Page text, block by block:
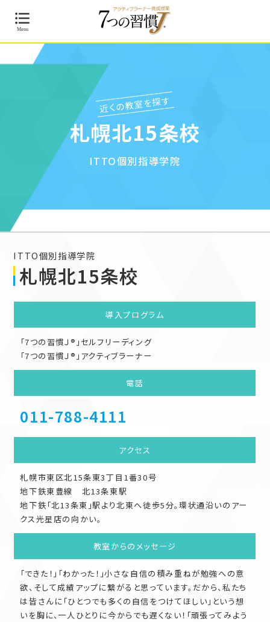
近くの教室を探す
札幌北15条校
ITTO個別指導学院
ITTO個別指導学院
札幌北15条校
導入プログラム
「7つの習慣Ｊ®」セルフリーディング
「7つの習慣Ｊ®」アクティブラーナー
電話
011-788-4111
アクセス
札幌市東区北15条東3丁目1番30号
地下鉄東豊線 北13条東駅
地下鉄「北13条東」駅より北東へ徒歩5分。環状通沿いのアー
クス光星店の向かい。
教室からの メッセージ
「できた！」「わかった！」小さな自信の積み重ねが勉強への意
欲、そして成績アップに繋がると思っています。だから、私たち
は皆さんに「ひとつでも多くの自信をつけてほしい」という想
いを胸に、一人ひとりに今からでも遅くない！「頑張ってみよう